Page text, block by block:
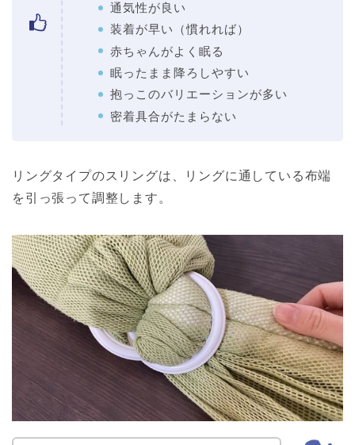
通気性が良い
装着が早い（慣れれば）
赤ちゃんがよく眠る
眠ったまま降ろしやすい
抱っこのバリエーションが多い
密着具合がたまらない
リングタイプのスリングは、リングに通している布端
を引っ張って調整します。